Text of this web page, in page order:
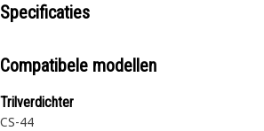
Kenmerken:
zichtbaarheid en effectiviteit behoudt
• Voorzien van een voormasker dat het
de film beschermt tegen mogelijke
vlekken
Specificaties
Compatibele modellen
Trilverdichter
CS-44